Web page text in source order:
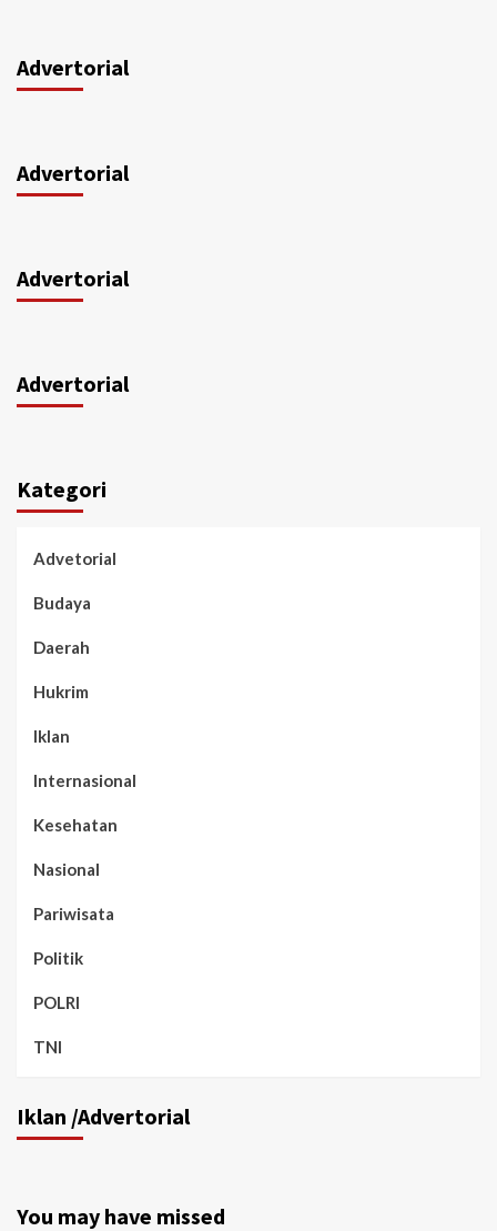
Advertorial
Advertorial
Advertorial
Advertorial
Kategori
Advetorial
Budaya
Daerah
Hukrim
Iklan
Internasional
Kesehatan
Nasional
Pariwisata
Politik
POLRI
TNI
Iklan /Advertorial
You may have missed